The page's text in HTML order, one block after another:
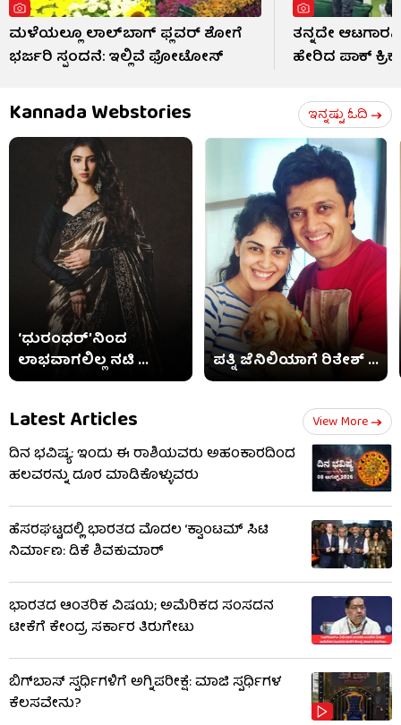
ಮಳೆಯಲ್ಲೂ ಲಾಲ್‌ಬಾಗ್ ಫ್ಲವರ್ ಶೋಗೆ
ಭರ್ಜರಿ ಸ್ಪಂದನೆ: ಇಲ್ಲಿವೆ ಫೋಟೋಸ್​
ತನ್ನದೇ
ಹೇರಿದ ಪಾಕ್
Kannada Webstories ಇನ್ನಷ್ಟು ಓದಿ
‘ಧುರಂಧರ್’ನಿಂದ
ಲಾಭವಾಗಲಿಲ್ಲ ನಟಿ ...
ಪತ್ನಿ ಜೆನಿಲಿಯಾಗೆ ರಿತೇಶ್ ...
Latest Articles View More
ದಿನ ಭವಿಷ್ಯ: ಇಂದು ಈ ರಾಶಿಯವರು ಅಹಂಕಾರದಿಂದ
ಹಲವರನ್ನು ದೂರ ಮಾಡಿಕೊಳ್ಳುವರು
ಹೆಸರಘಟ್ಟದಲ್ಲಿ ಭಾರತದ ಮೊದಲ ‘ಕ್ವಾಂಟಮ್ ಸಿಟಿ
ನಿರ್ಮಾಣ: ಡಿಕೆ ಶಿವಕುಮಾರ್
ಭಾರತದ ಆಂತರಿಕ ವಿಷಯ; ಅಮೆರಿಕದ ಸಂಸದನ
ಟೀಕೆಗೆ ಕೇಂದ್ರ ಸರ್ಕಾರ ತಿರುಗೇಟು
ಬಿಗ್​​ಬಾಸ್​ ಸ್ಪರ್ಧಿಗಳಿಗೆ ಅಗ್ನಿಪರೀಕ್ಷೆ: ಮಾಜಿ ​​ಸ್ಪರ್ಧಿಗಳ
ಕೆಲಸವೇನು?